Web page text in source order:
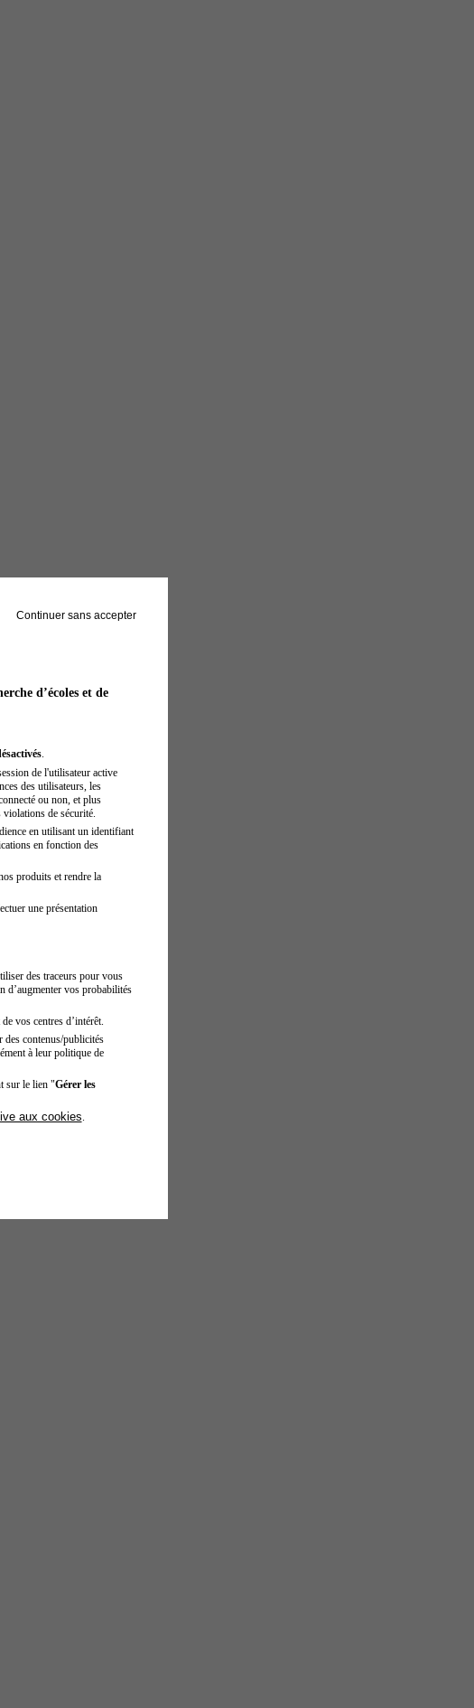
Continuer sans accepter
d’écoles et de
.
de l'utilisateur active
des utilisateurs, les
ou non, et plus
de sécurité.
en utilisant un identifiant
en fonction des
produits et rendre la
une présentation
des traceurs pour vous
d’augmenter vos probabilités
vos centres d’intérêt.
contenus/publicités
à leur politique de
sur le lien "Gérer les
aux cookies